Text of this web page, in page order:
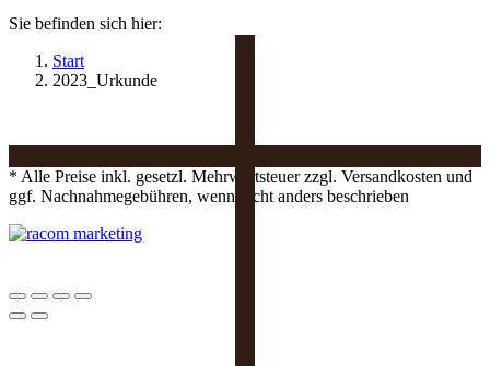
Sie befinden sich hier:
Start
2023_Urkunde
* Alle Preise inkl. gesetzl. Mehrwertsteuer zzgl. Versandkosten und
ggf. Nachnahmegebühren, wenn nicht anders beschrieben